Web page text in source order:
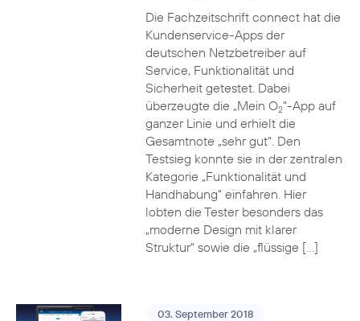
Die Fachzeitschrift connect hat die
Kundenservice-Apps der
deutschen Netzbetreiber auf
Service, Funktionalität und
Sicherheit getestet. Dabei
überzeugte die „Mein O2“-App auf
ganzer Linie und erhielt die
Gesamtnote „sehr gut“. Den
Testsieg konnte sie in der zentralen
Kategorie „Funktionalität und
Handhabung“ einfahren. Hier
lobten die Tester besonders das
„moderne Design mit klarer
Struktur“ sowie die „flüssige […]
03. September 2018